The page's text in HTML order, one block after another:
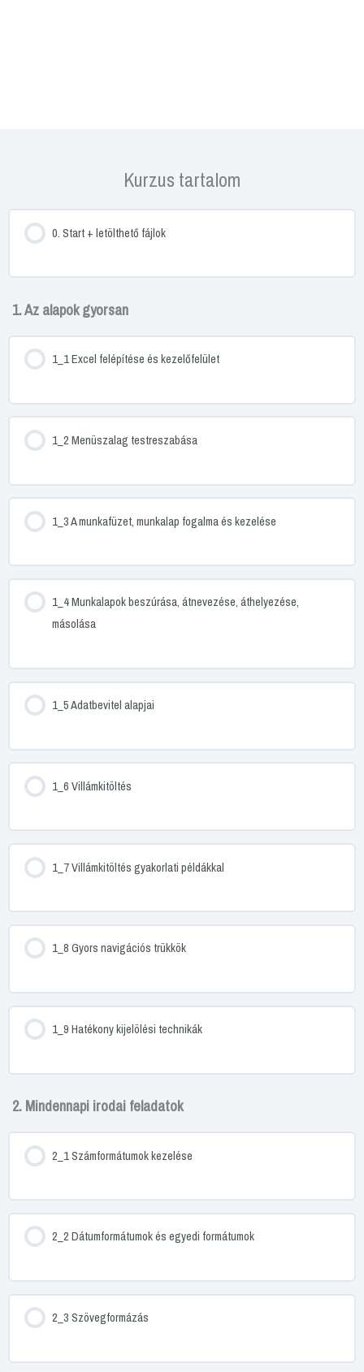
Kurzus tartalom
0. Start + letölthető fájlok
1. Az alapok gyorsan
1_1 Excel felépítése és kezelőfelület
1_2 Menüszalag testreszabása
1_3 A munkafüzet, munkalap fogalma és kezelése
1_4 Munkalapok beszúrása, átnevezése, áthelyezése,
másolása
1_5 Adatbevitel alapjai
1_6 Villámkitöltés
1_7 Villámkitöltés gyakorlati példákkal
1_8 Gyors navigációs trükkök
1_9 Hatékony kijelölési technikák
2. Mindennapi irodai feladatok
2_1 Számformátumok kezelése
2_2 Dátumformátumok és egyedi formátumok
2_3 Szövegformázás